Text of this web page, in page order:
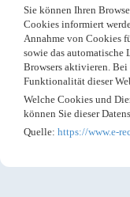
Sie können Ihren
Cookies informiert
Annahme von Cookies
sowie das automatische
Browsers aktivieren.
Funktionalität dieser
Welche Cookies und
können Sie dieser
Quelle: https://www.e-